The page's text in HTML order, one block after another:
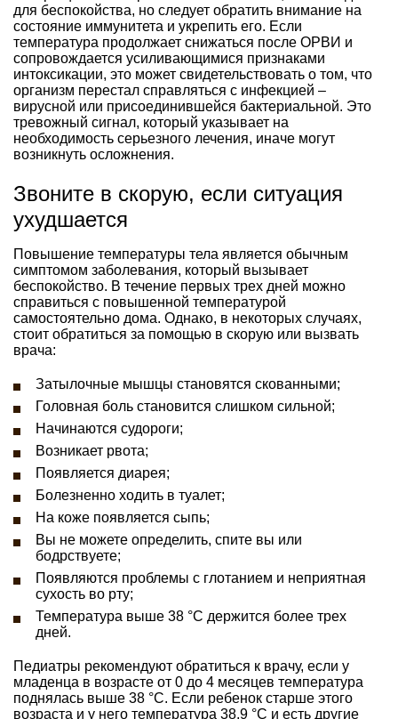
для беспокойства, но следует обратить внимание на
состояние иммунитета и укрепить его. Если
температура продолжает снижаться после ОРВИ и
сопровождается усиливающимися признаками
интоксикации, это может свидетельствовать о том, что
организм перестал справляться с инфекцией –
вирусной или присоединившейся бактериальной. Это
тревожный сигнал, который указывает на
необходимость серьезного лечения, иначе могут
возникнуть осложнения.
Звоните в скорую, если ситуация
ухудшается
Повышение температуры тела является обычным
симптомом заболевания, который вызывает
беспокойство. В течение первых трех дней можно
справиться с повышенной температурой
самостоятельно дома. Однако, в некоторых случаях,
стоит обратиться за помощью в скорую или вызвать
врача:
Затылочные мышцы становятся скованными;
Головная боль становится слишком сильной;
Начинаются судороги;
Возникает рвота;
Появляется диарея;
Болезненно ходить в туалет;
На коже появляется сыпь;
Вы не можете определить, спите вы или
бодрствуете;
Появляются проблемы с глотанием и неприятная
сухость во рту;
Температура выше 38 °C держится более трех
дней.
Педиатры рекомендуют обратиться к врачу, если у
младенца в возрасте от 0 до 4 месяцев температура
поднялась выше 38 °C. Если ребенок старше этого
возраста и у него температура 38,9 °C и есть другие